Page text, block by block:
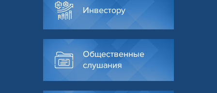
Инвестору
Общественные
слушания